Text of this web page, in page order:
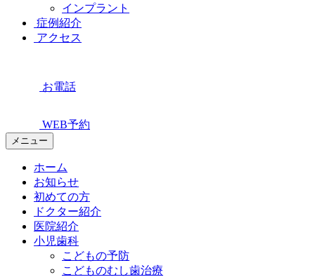
インプラント
症例紹介
アクセス
お電話
WEB予約
メニュー
ホーム
お知らせ
初めての方
ドクター紹介
医院紹介
小児歯科
こどもの予防
こどものむし歯治療